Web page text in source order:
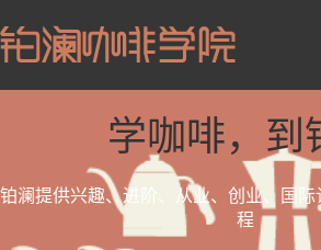
学咖啡，到
铂澜提供兴趣、进阶、从业、创业、国
程